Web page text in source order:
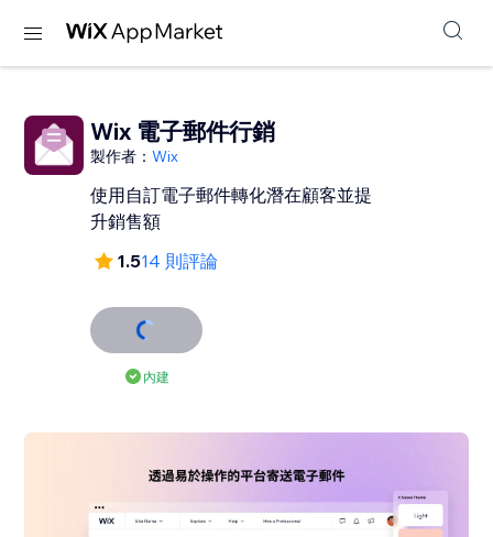
Wix 電子郵件行銷
製作者：Wix
使用自訂電子郵件轉化潛在顧客並提
升銷售額
1.514 則評論
內建